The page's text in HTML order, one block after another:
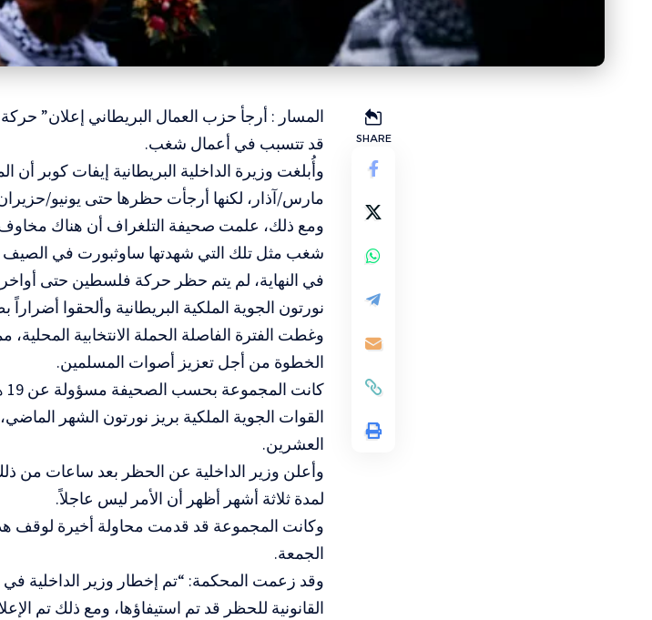
SHARE
المسار : أرجأ حزب العمال البريطاني إعلان”
قد تتسبب في أعمال شغب.
مارس/آذار، لكنها أرجأت حظرها حتى يونيو/
ومع ذلك، علمت صحيفة التلغراف أن هناك
شغب مثل تلك التي شهدتها ساوثبورت في الصيف
في النهاية، لم يتم حظر حركة فلسطين حتى أواخر
نورتون الجوية الملكية البريطانية وألحقوا
وغطت الفترة الفاصلة الحملة الانتخابية المحلية،
الخطوة من أجل تعزيز أصوات المسلمين.
العشرين.
وأعلن وزير الداخلية عن الحظر بعد ساعات من
لمدة ثلاثة أشهر أظهر أن الأمر ليس عاجلاً.
وكانت المجموعة قد قدمت محاولة أخيرة لوقف
الجمعة.
القانونية للحظر قد تم استيفاؤها، ومع ذلك تم